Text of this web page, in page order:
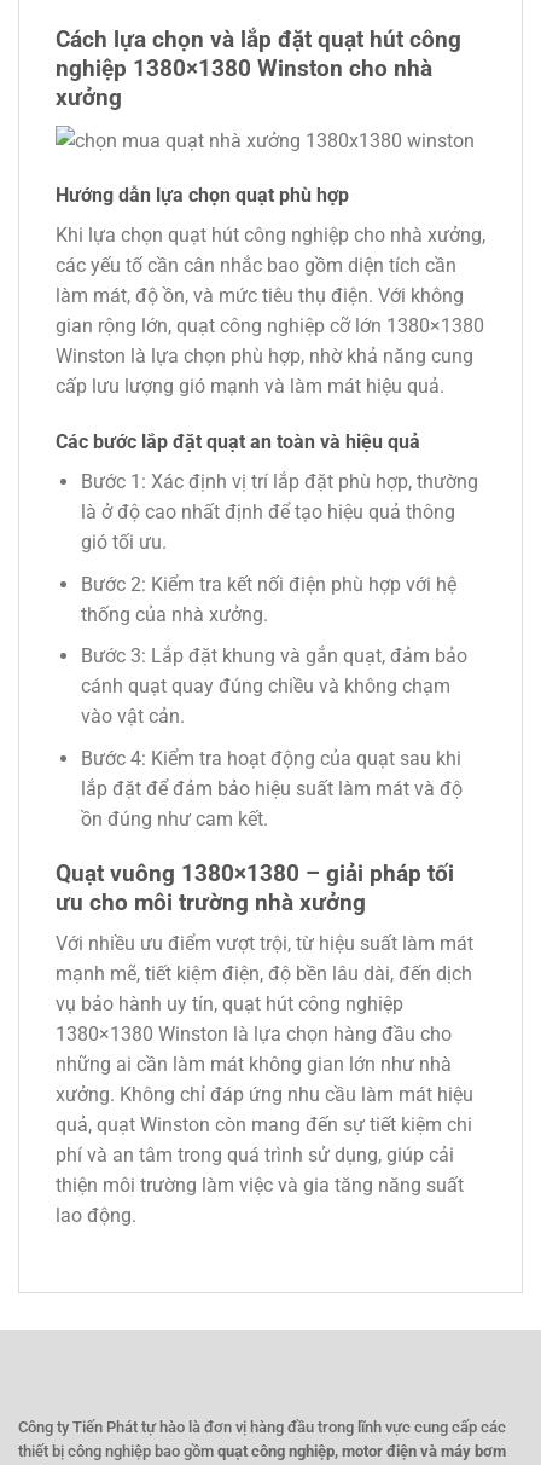
Cách lựa chọn và lắp đặt quạt hút công
nghiệp 1380×1380 Winston cho nhà
xưởng
Hướng dẫn lựa chọn quạt phù hợp
Khi lựa chọn quạt hút công nghiệp cho nhà xưởng,
các yếu tố cần cân nhắc bao gồm diện tích cần
làm mát, độ ồn, và mức tiêu thụ điện. Với không
gian rộng lớn, quạt công nghiệp cỡ lớn 1380×1380
Winston là lựa chọn phù hợp, nhờ khả năng cung
cấp lưu lượng gió mạnh và làm mát hiệu quả.
Các bước lắp đặt quạt an toàn và hiệu quả
Bước 1: Xác định vị trí lắp đặt phù hợp, thường
là ở độ cao nhất định để tạo hiệu quả thông
gió tối ưu.
Bước 2: Kiểm tra kết nối điện phù hợp với hệ
thống của nhà xưởng.
Bước 3: Lắp đặt khung và gắn quạt, đảm bảo
cánh quạt quay đúng chiều và không chạm
vào vật cản.
Bước 4: Kiểm tra hoạt động của quạt sau khi
lắp đặt để đảm bảo hiệu suất làm mát và độ
ồn đúng như cam kết.
Quạt vuông 1380×1380 – giải pháp tối
ưu cho môi trường nhà xưởng
Với nhiều ưu điểm vượt trội, từ hiệu suất làm mát
mạnh mẽ, tiết kiệm điện, độ bền lâu dài, đến dịch
vụ bảo hành uy tín, quạt hút công nghiệp
1380×1380 Winston là lựa chọn hàng đầu cho
những ai cần làm mát không gian lớn như nhà
xưởng. Không chỉ đáp ứng nhu cầu làm mát hiệu
quả, quạt Winston còn mang đến sự tiết kiệm chi
phí và an tâm trong quá trình sử dụng, giúp cải
thiện môi trường làm việc và gia tăng năng suất
lao động.
Công ty Tiến Phát tự hào là đơn vị hàng đầu trong lĩnh vực cung cấp các
thiết bị công nghiệp bao gồm quạt công nghiệp, motor điện và máy bơm